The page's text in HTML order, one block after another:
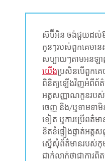
ស៊ប៊ីអិន ចង់ជួយដល់ឪពុ
កូនៗរបស់ពួកគេមា
សប្បាយៗតាមអនឡា
យើងប្រសិនបើពួកគេ
ពិនិត្យឡើងវិញអំពី
អត្តសញ្ញាណកូនរបស់
ចេញ និង/ឬទាមទាមិន
ទៀត ឬការប្រើពត៌
ខិតខំផ្ទៀងផ្ទាត់អត្ត
ស្នើសុំព័ត៌មានរបស់កុ
ជាក់លាក់ថាជាការពិ